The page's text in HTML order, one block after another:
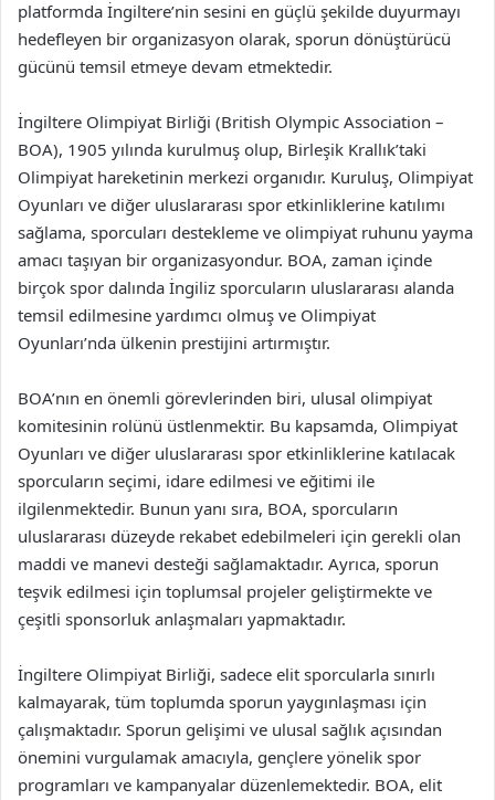
platformda İngiltere’nin sesini en güçlü şekilde duyurmayı
hedefleyen bir organizasyon olarak, sporun dönüştürücü
gücünü temsil etmeye devam etmektedir.
İngiltere Olimpiyat Birliği (British Olympic Association –
BOA), 1905 yılında kurulmuş olup, Birleşik Krallık’taki
Olimpiyat hareketinin merkezi organıdır. Kuruluş, Olimpiyat
Oyunları ve diğer uluslararası spor etkinliklerine katılımı
sağlama, sporcuları destekleme ve olimpiyat ruhunu yayma
amacı taşıyan bir organizasyondur. BOA, zaman içinde
birçok spor dalında İngiliz sporcuların uluslararası alanda
temsil edilmesine yardımcı olmuş ve Olimpiyat
Oyunları’nda ülkenin prestijini artırmıştır.
BOA’nın en önemli görevlerinden biri, ulusal olimpiyat
komitesinin rolünü üstlenmektir. Bu kapsamda, Olimpiyat
Oyunları ve diğer uluslararası spor etkinliklerine katılacak
sporcuların seçimi, idare edilmesi ve eğitimi ile
ilgilenmektedir. Bunun yanı sıra, BOA, sporcuların
uluslararası düzeyde rekabet edebilmeleri için gerekli olan
maddi ve manevi desteği sağlamaktadır. Ayrıca, sporun
teşvik edilmesi için toplumsal projeler geliştirmekte ve
çeşitli sponsorluk anlaşmaları yapmaktadır.
İngiltere Olimpiyat Birliği, sadece elit sporcularla sınırlı
kalmayarak, tüm toplumda sporun yaygınlaşması için
çalışmaktadır. Sporun gelişimi ve ulusal sağlık açısından
önemini vurgulamak amacıyla, gençlere yönelik spor
programları ve kampanyalar düzenlemektedir. BOA, elit